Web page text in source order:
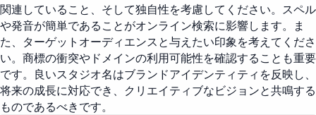
関連していること、そして独自性を考慮してください。スペル
や発音が簡単であることがオンライン検索に影響します。ま
た、ターゲットオーディエンスと与えたい印象を考えてくださ
い。商標の衝突やドメインの利用可能性を確認することも重要
です。良いスタジオ名はブランドアイデンティティを反映し、
将来の成長に対応でき、クリエイティブなビジョンと共鳴する
ものであるべきです。